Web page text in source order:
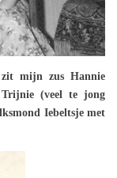
mijn zus Hannie
(veel te jong
Iebeltsje met